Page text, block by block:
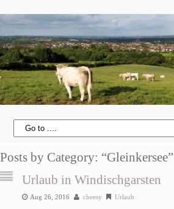
Posts by Category: “Gleinkersee”
Urlaub in Windischgarsten
Aug 26, 2016 cheesy Urlaub